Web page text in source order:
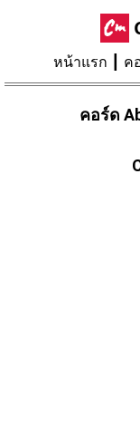
หน้าแรก ค
คอร์ด